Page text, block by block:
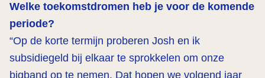
Welke toekomstdromen heb je voor de komende
periode?
“Op de korte termijn proberen Josh en ik
subsidiegeld bij elkaar te sprokkelen om onze
bigband op te nemen. Dat hopen we volgend jaar